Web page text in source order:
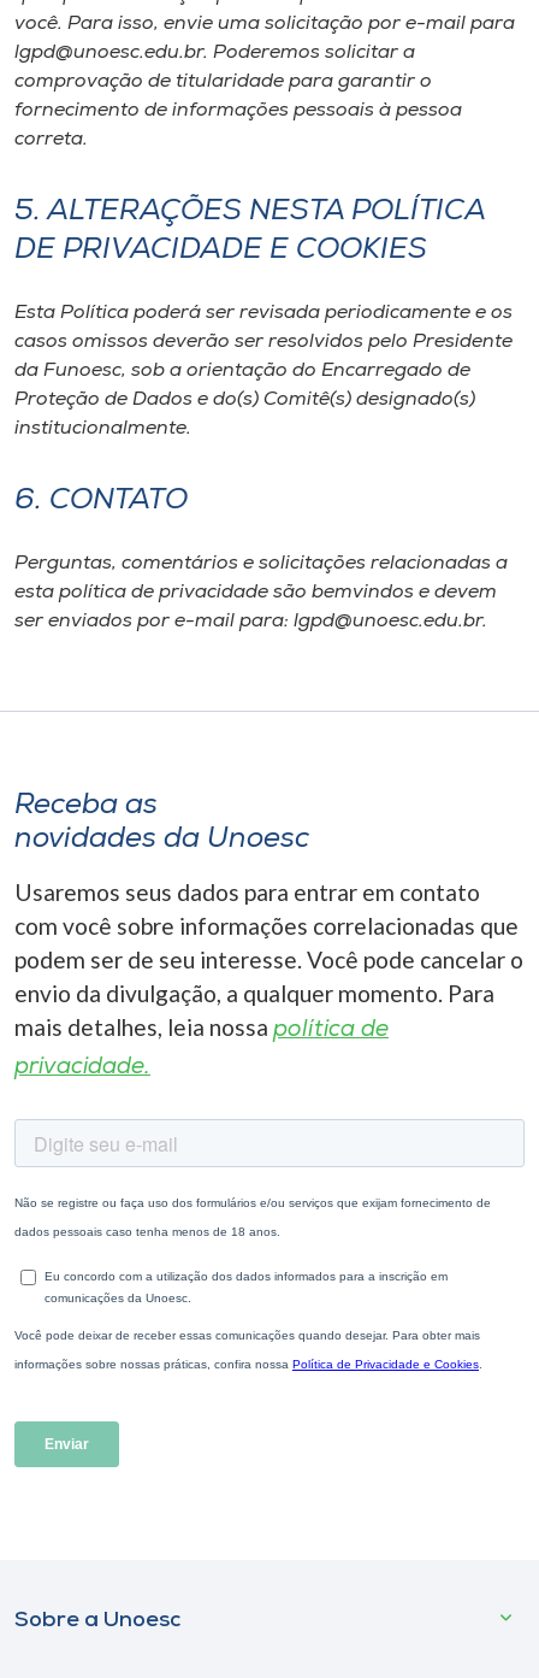
você. Para isso, envie uma solicitação por e-mail para
lgpd@unoesc.edu.br. Poderemos solicitar a
comprovação de titularidade para garantir o
fornecimento de informações pessoais à pessoa
correta.
5. ALTERAÇÕES NESTA POLÍTICA
DE PRIVACIDADE E COOKIES
Esta Política poderá ser revisada periodicamente e os
casos omissos deverão ser resolvidos pelo Presidente
da Funoesc, sob a orientação do Encarregado de
Proteção de Dados e do(s) Comitê(s) designado(s)
institucionalmente.
6. CONTATO
Perguntas, comentários e solicitações relacionadas a
esta política de privacidade são bemvindos e devem
ser enviados por e-mail para: lgpd@unoesc.edu.br.
Receba as
novidades da Unoesc
Usaremos seus dados para entrar em contato
com você sobre informações correlacionadas que
podem ser de seu interesse. Você pode cancelar o
envio da divulgação, a qualquer momento. Para
mais detalhes, leia nossa política de
privacidade.
Sobre a Unoesc